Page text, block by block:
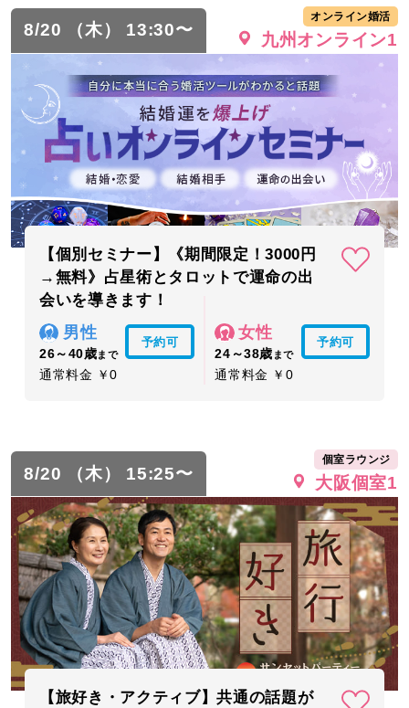
8/20 （木） 13:30〜
オンライン婚活
九州オンライン1
【個別セミナー】《期間限定！3000円
→無料》占星術とタロットで運命の出
会いを導きます！
男性
26～40歳まで
予約可
通常料金 ￥0
女性
24～38歳 まで
予約可
通常料金 ￥0
8/20 （木） 15:25〜
個室ラウンジ
大阪個室1
【旅好き・アクティブ】共通の話題が